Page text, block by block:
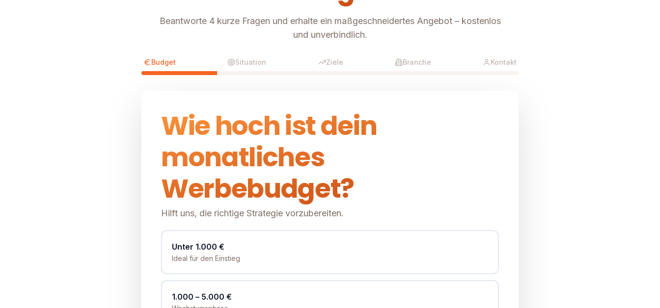
Beantworte 4 kurze Fragen und erhalte ein maßgeschneidertes Angebot – kostenlos
und unverbindlich.
Budget Situation Ziele Branche Kontakt
Wie hoch ist dein
monatliches
Werbebudget?
Hilft uns, die richtige Strategie vorzubereiten.
Unter 1.000 €
Ideal für den Einstieg
1.000 – 5.000 €